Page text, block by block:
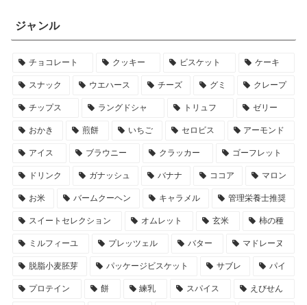
ジャンル
チョコレート クッキー ビスケット ケーキ
スナック ウエハース チーズ グミ クレープ
チップス ラングドシャ トリュフ ゼリー
おかき 煎餅 いちご セロビス アーモンド
アイス ブラウニー クラッカー ゴーフレット
ドリンク ガナッシュ バナナ ココア マロン
お米 バームクーヘン キャラメル 管理栄養士推奨
スイートセレクション オムレット 玄米 柿の種
ミルフィーユ プレッツェル バター マドレーヌ
脱脂小麦胚芽 パッケージビスケット サブレ パイ
プロテイン 餅 練乳 スパイス えびせん